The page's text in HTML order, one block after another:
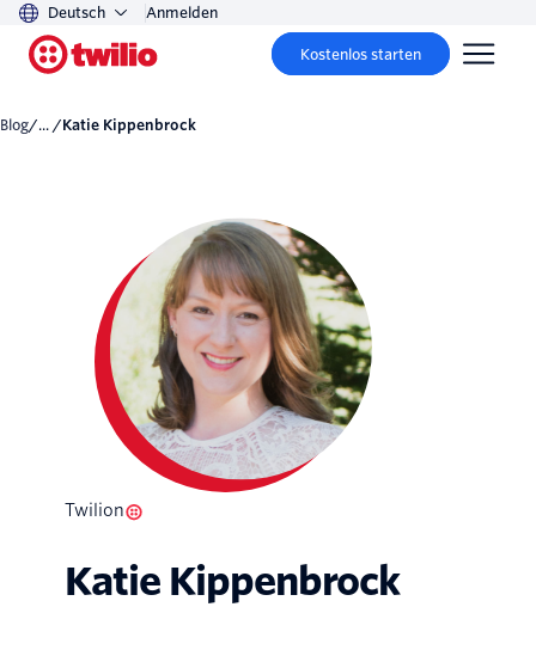
Deutsch Anmelden
Kostenlos starten
Blog/... / Katie Kippenbrock
Twilion
Katie Kippenbrock